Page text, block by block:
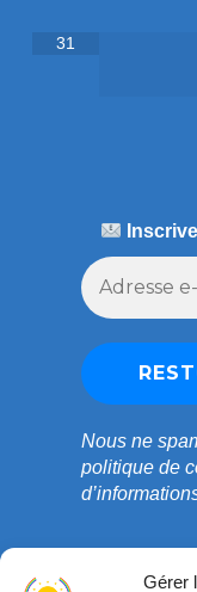
Gérer
31
Nous ne
politique de